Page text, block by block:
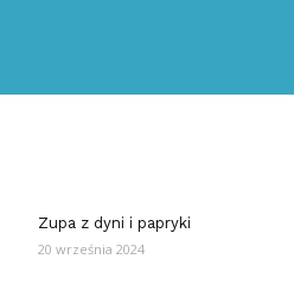
Zupa z dyni i papryki
20 września 2024